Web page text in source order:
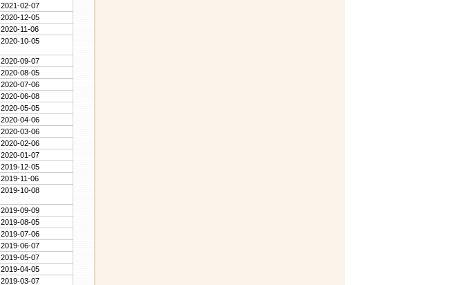
2021-02-07
2020-12-05
2020-11-06
2020-10-05
2020-09-07
2020-08-05
2020-07-06
2020-06-08
2020-05-05
2020-04-06
2020-03-06
2020-02-06
2020-01-07
2019-12-05
2019-11-06
2019-10-08
2019-09-09
2019-08-05
2019-07-06
2019-06-07
2019-05-07
2019-04-05
2019-03-07